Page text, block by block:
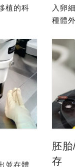
植的科
入卵
種體
並在體
胚
存